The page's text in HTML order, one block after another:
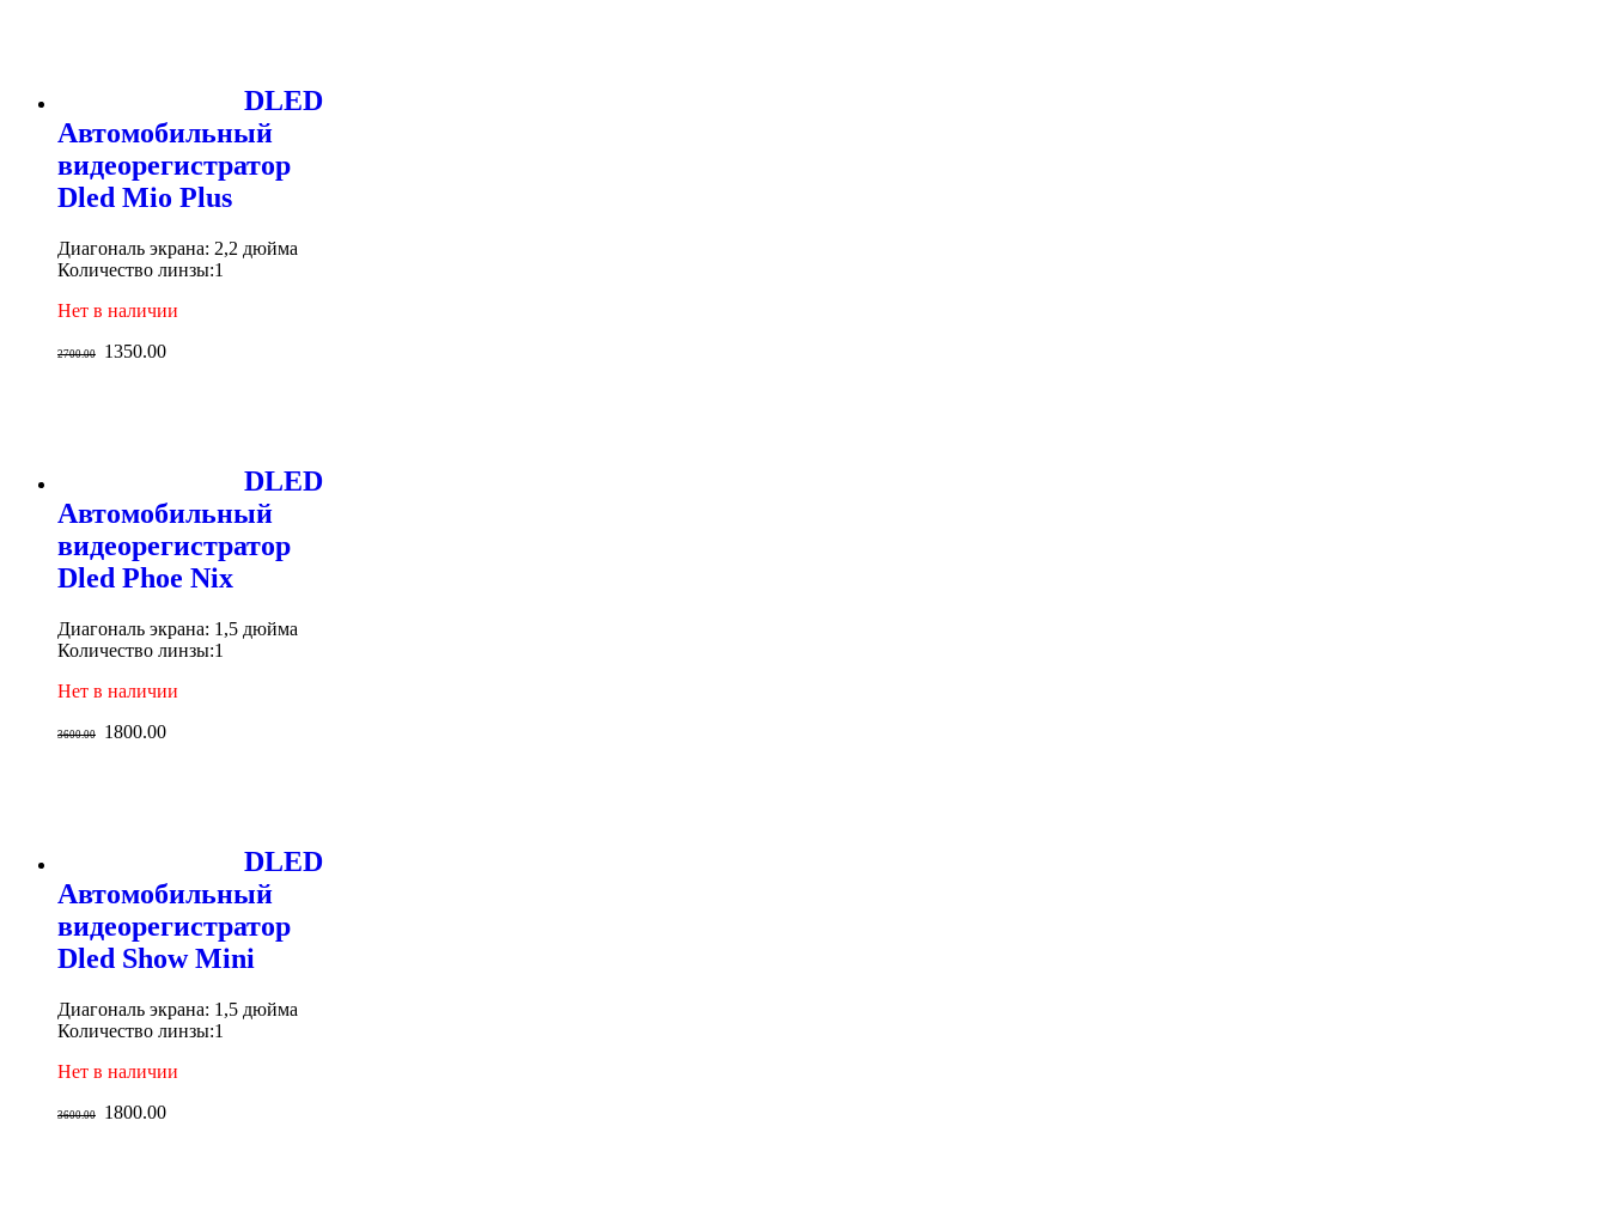
DLED
Автомобильный
видеорегистратор
Dled Mio Plus
Диагональ экрана: 2,2 дюйма
Количество линзы:1
Нет в наличии
2700.00 1350.00
DLED
Автомобильный
видеорегистратор
Dled Phoe Nix
Диагональ экрана: 1,5 дюйма
Количество линзы:1
Нет в наличии
3600.00 1800.00
DLED
Автомобильный
видеорегистратор
Dled Show Mini
Диагональ экрана: 1,5 дюйма
Количество линзы:1
Нет в наличии
3600.00 1800.00